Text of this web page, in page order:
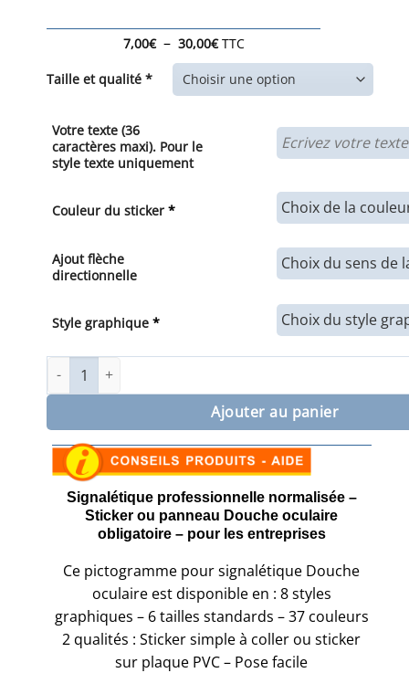
7,00€ – 30,00€Plage
prix :
7,00€
à
TTC
Taille et qualité *
Votre texte (36
caractères maxi). Pour le
style texte uniquement
Couleur du sticker*
Ajout flèche
directionnelle
Style graphique*
quantité de Sticker ou panneau Signalétique Douche
Ajouter au panier
Signalétique professionnelle normalisée –
Sticker ou panneau Douche oculaire
obligatoire – pour les entreprises
Ce pictogramme pour signalétique Douche
oculaire est disponible en : 8 styles
graphiques – 6 tailles standards – 37 couleurs
2 qualités : Sticker simple à coller ou sticker
sur plaque PVC – Pose facile